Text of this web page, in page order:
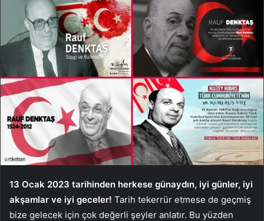
13 Ocak 2023 tarihinden herkese günaydın, iyi günler, iyi
akşamlar ve iyi geceler! Tarih tekerrür etmese de geçmiş
bize gelecek için çok değerli şeyler anlatır. Bu yüzden